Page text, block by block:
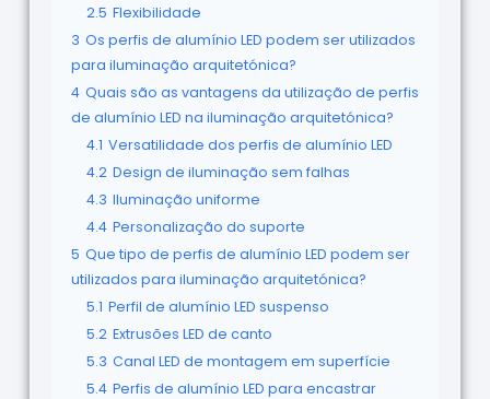
2.5 Flexibilidade
3 Os perfis de alumínio LED podem ser utilizados
para iluminação arquitetónica?
4 Quais são as vantagens da utilização de perfis
de alumínio LED na iluminação arquitetónica?
4.1 Versatilidade dos perfis de alumínio LED
4.2 Design de iluminação sem falhas
4.3 Iluminação uniforme
4.4 Personalização do suporte
5 Que tipo de perfis de alumínio LED podem ser
utilizados para iluminação arquitetónica?
5.1 Perfil de alumínio LED suspenso
5.2 Extrusões LED de canto
5.3 Canal LED de montagem em superfície
5.4 Perfis de alumínio LED para encastrar